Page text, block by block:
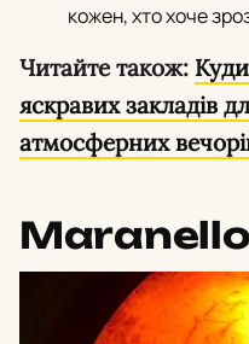
кожен, хто хоче
Читайте також:
яскравих закладів
атмосферних
Maranello